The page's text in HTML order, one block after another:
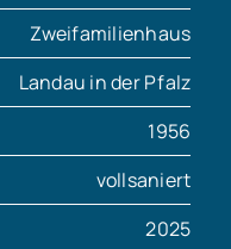
Zweifamilienhaus
Landau in der Pfalz
1956
vollsaniert
2025